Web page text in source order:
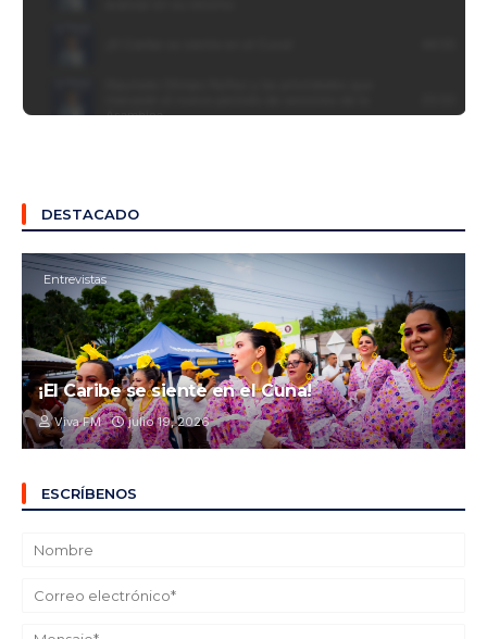
DESTACADO
Entrevistas
¡El Caribe se siente en el Cuna!
Viva FM julio 19, 2026
ESCRÍBENOS